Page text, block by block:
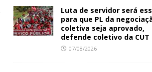
Luta de servidor será
para que PL da
coletiva seja aprovado,
defende coletivo da CUT
07/08/2026